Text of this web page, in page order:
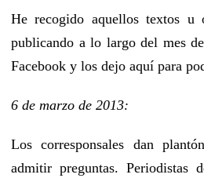
He recogido aquellos textos u
publicando a lo largo del mes
Facebook y los dejo aquí para
6 de marzo de 2013:
Los corresponsales dan
admitir preguntas. Periodistas